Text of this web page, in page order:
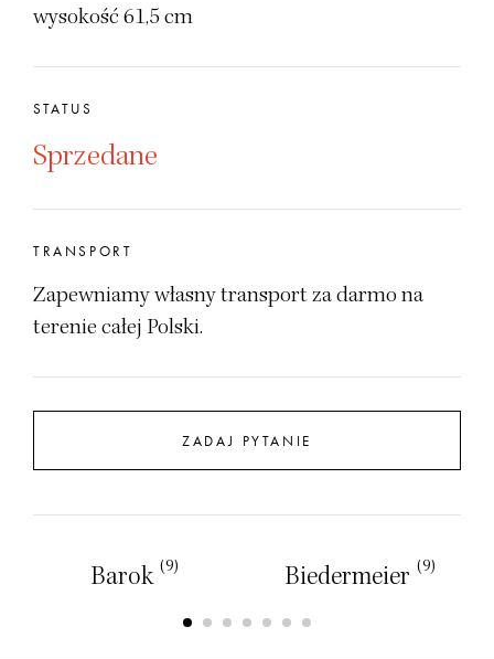
wysokość 61,5 cm
STATUS
Sprzedane
TRANSPORT
Zapewniamy własny transport za darmo na
terenie całej Polski.
ZADAJ PYTANIE
Barok (9) Biedermeier (9)